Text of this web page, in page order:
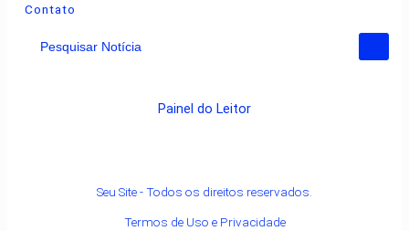
Contato
Pesquisar Notícia
Painel do Leitor
Seu Site - Todos os direitos reservados.
Termos de Uso e Privacidade